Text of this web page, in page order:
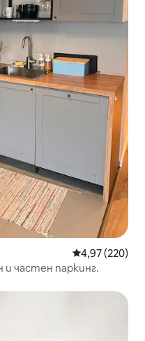
Средна
4,97 (220)
частен паркинг.